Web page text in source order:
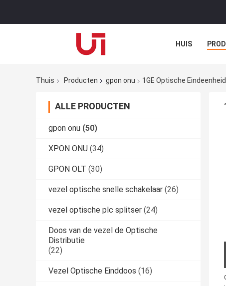
HUIS
Thuis Producten gpon onu 1GE Optische Eindeenheid
ALLE PRODUCTEN
gpon onu (50)
XPON ONU (34)
GPON OLT (30)
vezel optische snelle schakelaar (26)
vezel optische plc splitser (24)
Doos van de vezel de Optische
Distributie
(22)
Vezel Optische Einddoos (16)